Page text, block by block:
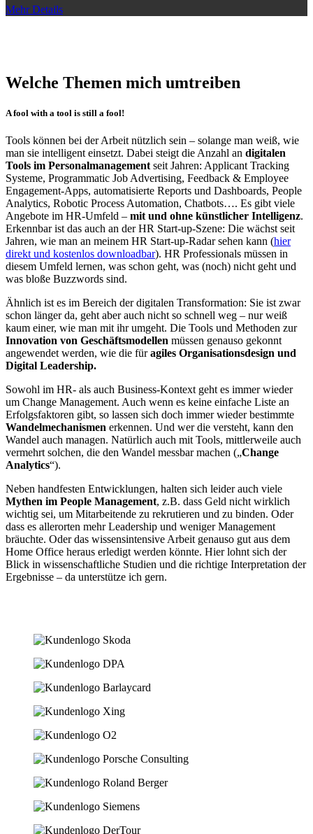
Mehr Details
Welche Themen mich umtreiben
A fool with a tool is still a fool!
Tools können bei der Arbeit nützlich sein – solange man weiß, wie
man sie intelligent einsetzt. Dabei steigt die Anzahl an digitalen
Tools im Personalmanagement seit Jahren: Applicant Tracking
Systeme, Programmatic Job Advertising, Feedback & Employee
Engagement-Apps, automatisierte Reports und Dashboards, People
Analytics, Robotic Process Automation, Chatbots…. Es gibt viele
Angebote im HR-Umfeld – mit und ohne künstlicher Intelligenz.
Erkennbar ist das auch an der HR Start-up-Szene: Die wächst seit
Jahren, wie man an meinem HR Start-up-Radar sehen kann (hier
direkt und kostenlos downloadbar). HR Professionals müssen in
diesem Umfeld lernen, was schon geht, was (noch) nicht geht und
was bloße Buzzwords sind.
Ähnlich ist es im Bereich der digitalen Transformation: Sie ist zwar
schon länger da, geht aber auch nicht so schnell weg – nur weiß
kaum einer, wie man mit ihr umgeht. Die Tools und Methoden zur
Innovation von Geschäftsmodellen müssen genauso gekonnt
angewendet werden, wie die füragiles Organisationsdesign und
Digital Leadership.
Sowohl im HR- als auch Business-Kontext geht es immer wieder
um Change Management. Auch wenn es keine einfache Liste an
Erfolgsfaktoren gibt, so lassen sich doch immer wieder bestimmte
Wandelmechanismen erkennen. Und wer die versteht, kann den
Wandel auch managen. Natürlich auch mit Tools, mittlerweile auch
vermehrt solchen, die den Wandel messbar machen („Change
Analytics“).
Neben handfesten Entwicklungen, halten sich leider auch viele
Mythen im People Management, z.B. dass Geld nicht wirklich
wichtig sei, um Mitarbeitende zu rekrutieren und zu binden. Oder
dass es allerorten mehr Leadership und weniger Management
bräuchte. Oder das wissensintensive Arbeit genauso gut aus dem
Home Office heraus erledigt werden könnte. Hier lohnt sich der
Blick in wissenschaftliche Studien und die richtige Interpretation der
Ergebnisse – da unterstütze ich gern.